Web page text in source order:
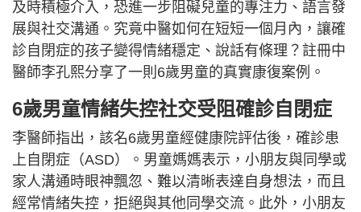
及時積極介入，恐進一步阻礙兒童的專注力、語言發
展與社交溝通。究竟中醫如何在短短一個月內，讓確
診自閉症的孩子變得情緒穩定、說話有條理？註冊中
醫師李孔熙分享了一則6歲男童的真實康復案例。
6歲男童情緒失控社交受阻確診自閉症
李醫師指出，該名6歲男童經健康院評估後，確診患
上自閉症（ASD）。男童媽媽表示，小朋友與同學或
家人溝通時眼神飄忽、難以清晰表達自身想法，而且
經常情緒失控，拒絕與其他同學交流。此外，小朋友